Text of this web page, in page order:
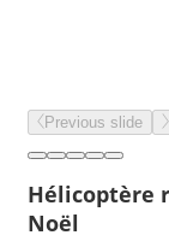
Previous slide
Hélicoptère
Noël